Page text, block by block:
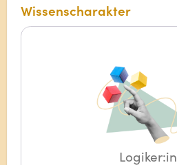
Wissenscharakter
Logiker:in